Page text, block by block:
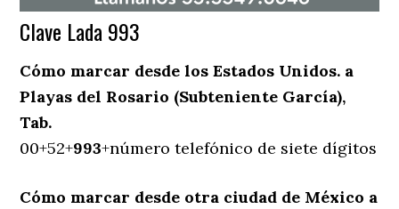
Clave Lada 993
Cómo marcar desde los Estados Unidos. a
Playas del Rosario (Subteniente García),
Tab.
00+52+993+número telefónico de siete dígitos
Cómo marcar desde otra ciudad de México a